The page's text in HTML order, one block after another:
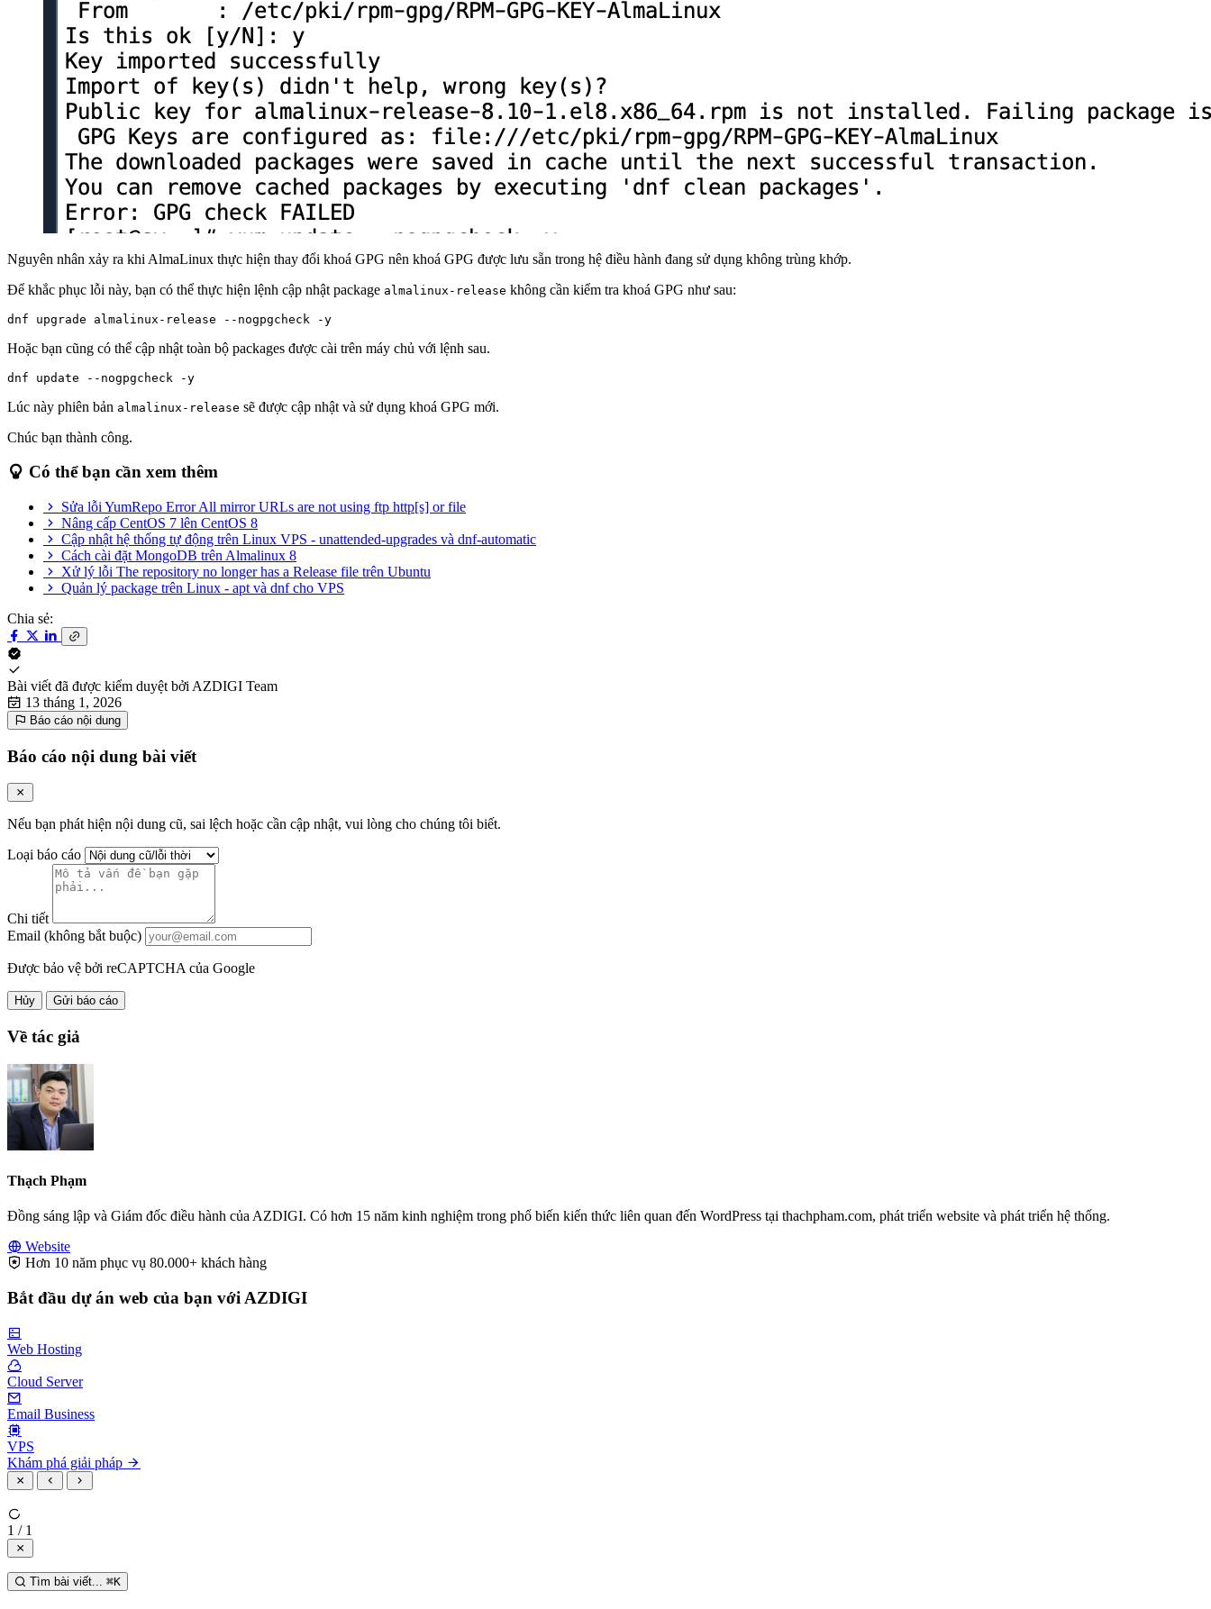
Nguyên nhân xảy ra khi AlmaLinux thực hiện thay đổi khoá GPG nên khoá GPG được lưu sẵn trong hệ điều hành đang sử dụng không trùng khớp.
Để khắc phục lỗi này, bạn có thể thực hiện lệnh cập nhật package almalinux-release không cần kiểm tra khoá GPG như sau:
dnf upgrade almalinux-release --nogpgcheck -y
Hoặc bạn cũng có thể cập nhật toàn bộ packages được cài trên máy chủ với lệnh sau.
dnf update --nogpgcheck -y
Lúc này phiên bản almalinux-release sẽ được cập nhật và sử dụng khoá GPG mới.
Chúc bạn thành công.
Có thể bạn cần xem thêm
Sửa lỗi YumRepo Error All mirror URLs are not using ftp http[s] or file
Nâng cấp CentOS 7 lên CentOS 8
Cập nhật hệ thống tự động trên Linux VPS - unattended-upgrades và dnf-automatic
Cách cài đặt MongoDB trên Almalinux 8
Xử lý lỗi The repository no longer has a Release file trên Ubuntu
Quản lý package trên Linux - apt và dnf cho VPS
Chia sẻ:
Bài viết đã được kiểm duyệt bởi AZDIGI Team
13 tháng 1, 2026
Báo cáo nội dung
Báo cáo nội dung bài viết
Nếu bạn phát hiện nội dung cũ, sai lệch hoặc cần cập nhật, vui lòng cho chúng tôi biết.
Loại báo cáo
Chi tiết
Email (không bắt buộc)
Được bảo vệ bởi reCAPTCHA của Google
Hủy Gửi báo cáo
Về tác giả
Thạch Phạm
Đồng sáng lập và Giám đốc điều hành của AZDIGI. Có hơn 15 năm kinh nghiệm trong phổ biến kiến thức liên quan đến WordPress tại thachpham.com, phát triển website và phát triển hệ thống.
Website
Hơn 10 năm phục vụ 80.000+ khách hàng
Bắt đầu dự án web của bạn với AZDIGI
Web Hosting
Cloud Server
Email Business
VPS
Khám phá giải pháp
1 / 1
Tìm bài viết... ⌘K